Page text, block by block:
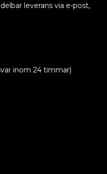
leverans via e-post,
inom 24 timmar)